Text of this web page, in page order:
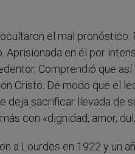
el mal
en él por
Comprendió que
Cristo. De modo que el
deja sacrificar llevada de
con «dignidad, amor,
a Lourdes en 1922 y un